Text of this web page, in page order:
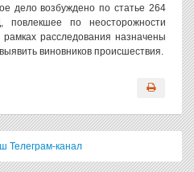
дело возбуждено по статье 264
по неосторожности
расследования назначены
виновников происшествия.
Телеграм-канал